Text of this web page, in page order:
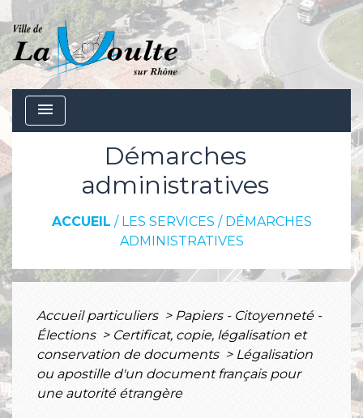
menu
Démarches
administratives
ACCUEIL / LES SERVICES / DÉMARCHES
ADMINISTRATIVES
Accueil particuliers > Papiers - Citoyenneté -
Élections > Certificat, copie, légalisation et
conservation de documents > Légalisation
ou apostille d'un document français pour
une autorité étrangère